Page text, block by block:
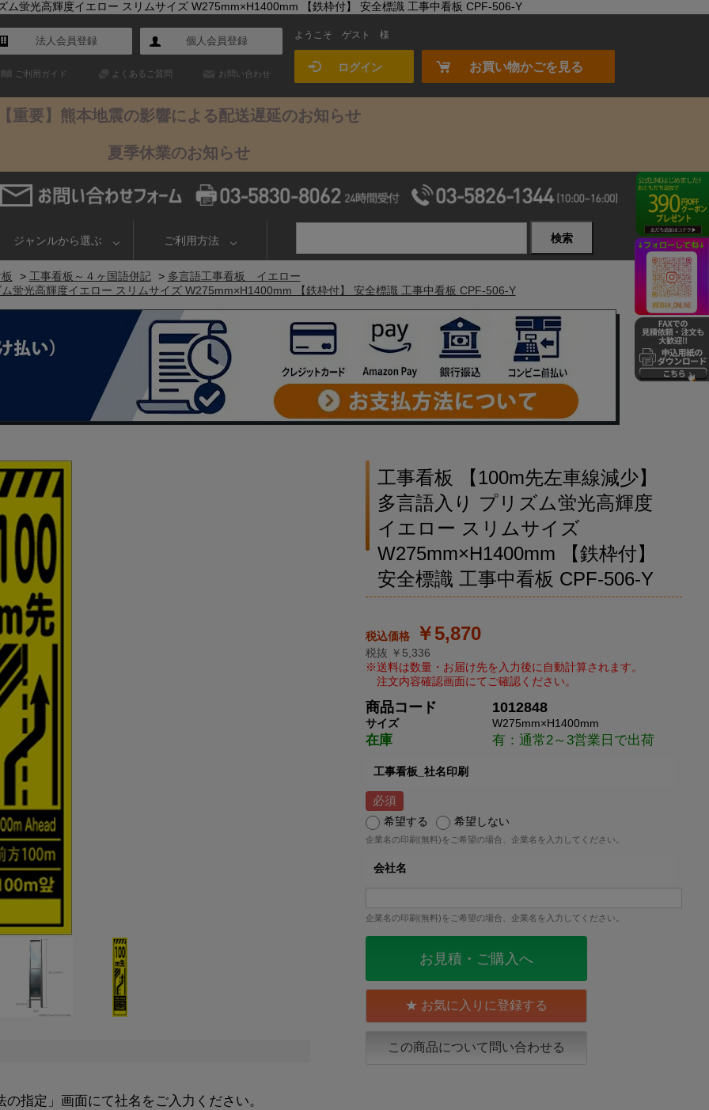
蛍光高輝度イエロー スリムサイズ W275mm×H1400mm 【鉄枠付】 安全標識 工事中看板 CPF-506-Y
法人会員登録 個人会員登録
ご利用ガイド よくあるご質問 お問い合わせ
ようこそ ゲスト 様
ログイン お買い物かごを見る
重要】熊本地震の影響による配送遅延のお知らせ
夏季休業のお知らせ
ジャンルから選ぶ ご利用方法 検索
> 工事看板～４ヶ国語併記 > 多言語工事看板 イエロー
蛍光高輝度イエロー スリムサイズ W275mm×H1400mm 【鉄枠付】 安全標識 工事中看板 CPF-506-Y
指定」画面にて社名をご入力ください。
工事看板 【100m先左車線減少】
多言語入り プリズム蛍光高輝度
イエロー スリムサイズ
W275mm×H1400mm 【鉄枠付】
安全標識 工事中看板 CPF-506-Y
￥5,870
税抜 ￥5,336
商品コード 1012848
サイズ W275mm×H1400mm
在庫 有：通常2～3営業日で出荷
工事看板_社名印刷
希望する 希望しない
企業名の印刷(無料)をご希望の場合、企業名を入力してください。
会社名
企業名の印刷(無料)をご希望の場合、企業名を入力してください。
お見積・ご購入へ
この商品について問い合わせる
お気に入りに登録する